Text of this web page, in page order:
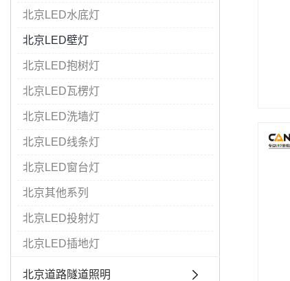
北京LED水底灯
北京LED壁灯
北京LED抱树灯
北京LED瓦楞灯
北京LED洗墙灯
北京LED线条灯
北京LED窗台灯
北京其他系列
北京LED投射灯
北京LED插地灯
北京道路隧道照明